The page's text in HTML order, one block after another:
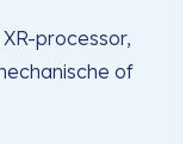
processor,
of